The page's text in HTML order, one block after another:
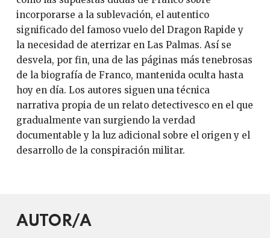
incorporarse a la sublevación, el autentico
significado del famoso vuelo del Dragon Rapide y
la necesidad de aterrizar en Las Palmas. Así se
desvela, por fin, una de las páginas más tenebrosas
de la biografía de Franco, mantenida oculta hasta
hoy en día. Los autores siguen una técnica
narrativa propia de un relato detectivesco en el que
gradualmente van surgiendo la verdad
documentable y la luz adicional sobre el origen y el
desarrollo de la conspiración militar.
AUTOR/A